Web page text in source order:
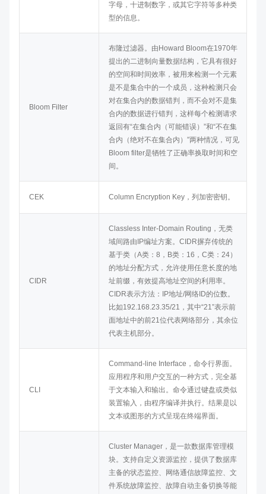
字母，十进制数字，或其它字符等多种类
型的信息。
Bloom Filter
布隆过滤器。由Howard Bloom在1970年
提出的二进制向量数据结构，它具有很好
的空间和时间效率，被用来检测一个元素
是不是集合中的一个成员，这种检测只会
对在集合内的数据错判，而不会对不是集
合内的数据进行错判，这样每个检测请求
返回有“在集合内（可能错误）”和“不在集
合内（绝对不在集合内）”两种情况，可见
Bloom filter是牺牲了正确率换取时间和空
间。
CEK Column Encryption Key，列加密密钥。
CIDR
Classless Inter-Domain Routing，无类
域间路由IP编址方案。CIDR摒弃传统的
基于类（A类：8，B类：16，C类：24）
的地址分配方式，允许使用任意长度的地
址前缀，有效提高地址空间的利用率。
CIDR表示方法：IP地址/网络ID的位数。
比如192.168.23.35/21，其中“21”表示前
面地址中的前21位代表网络部分，其余位
代表主机部分。
CLI
Command-line Interface，命令行界面。
应用程序和用户交互的一种方式，完全基
于文本输入和输出。命令通过键盘或类似
装置输入，由程序编译并执行。结果是以
文本或图形的方式呈现在终端界面。
Cluster Manager，是一款数据库管理模
块。支持自定义资源监控，提供了数据库
主备的状态监控、网络通信故障监控、文
件系统故障监控、故障自动主备切换等能